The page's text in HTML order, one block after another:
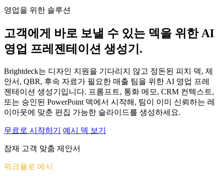
영업을 위한 솔루션
고객에게 바로 보낼 수 있는 덱을 위한 AI
영업 프레젠테이션 생성기.
Brightdeck는 디자인 지원을 기다리지 않고 정돈된 피치 덱, 제
안서, QBR, 후속 자료가 필요한 매출 팀을 위한 AI 영업 프레
젠테이션 생성기입니다. 프롬프트, 통화 메모, CRM 컨텍스트,
또는 승인된 PowerPoint 덱에서 시작해, 팀이 이미 신뢰하는 레
이아웃에 맞춘 편집 가능한 슬라이드를 생성하세요.
무료로 시작하기 예시 덱 보기
잠재 고객 맞춤 제안서
워크플로 예시